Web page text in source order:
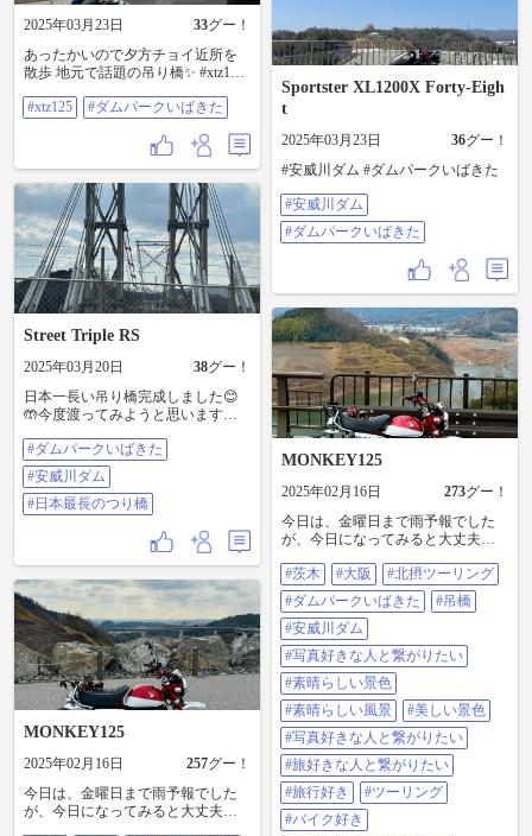
2025年03月23日 33グー！
あったかいので夕方チョイ近所を
散歩 地元で話題の吊り橋✨ #xtz125
#xtz125
#ダムパークいばきた
Sportster XL1200X Forty-Eigh
t
2025年03月23日 36グー！
#安威川ダム #ダムパークいばきた
#安威川ダム
#ダムパークいばきた
Street Triple RS
2025年03月20日 38グー！
日本一長い吊り橋完成しました😊
🤲今度渡ってみようと思います👌
ダム #日本最長のつり橋
#ダムパークいばきた
#安威川ダム
#日本最長のつり橋
MONKEY125
2025年02月16日 273グー！
今日は、金曜日まで雨予報でした
が、今日になってみると大丈夫そ
川ダムのダムパークいばきた。
2025年4月世界最長の歩行者用の吊
橋が出来ます！ #茨木#大阪#北摂ツ
ーリング#ダムパークいばきた#吊
橋#安威川ダム#写真好きな人と繋
がりたい#素晴らしい景色#素晴ら
しい風景#美しい景色#写真好きな
人と繋がりたい#旅好きな人と繋が
りたい#旅行好き#ツーリング#バイ
ク好き#バイク好きと繋がりたい#
ツーリング好きと繋がりたい#ツー
リング好き#ライダー#HONDA#モ
ンキー#モンキー125#パルネビュラ
レッド#赤#赤猿#原付2種#ronin
#茨木 #大阪
#北摂ツーリング
#ダムパークいばきた
#吊橋
#安威川ダム
#写真好きな人と繋がりたい
#素晴らしい景色
#素晴らしい風景
#美しい景色
#写真好きな人と繋がりたい
#旅好きな人と繋がりたい
#旅行好き
#ツーリング
#バイク好き
MONKEY125
2025年02月16日 257グー！
今日は、金曜日まで雨予報でした
が、今日になってみると大丈夫そ